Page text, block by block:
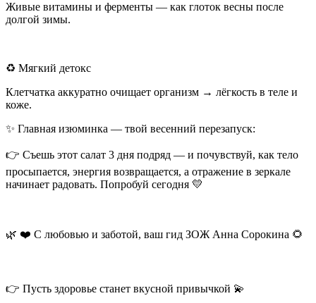
Живые витамины и ферменты — как глоток весны после
долгой зимы.
♻️ Мягкий детокс
Клетчатка аккуратно очищает организм → лёгкость в теле и
коже.
✨ Главная изюминка — твой весенний перезапуск:
👉 Съешь этот салат 3 дня подряд — и почувствуй, как тело
просыпается, энергия возвращается, а отражение в зеркале
начинает радовать. Попробуй сегодня 💛
🌿 ❤️ С любовью и заботой, ваш гид ЗОЖ Анна Сорокина 🌻
👉 Пусть здоровье станет вкусной привычкой 💫